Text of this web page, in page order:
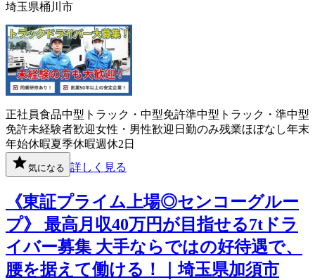
埼玉県桶川市
正社員食品中型トラック・中型免許準中型トラック・準中型
免許未経験者歓迎女性・男性歓迎 日勤のみ残業ほぼなし年末
年始休暇夏季休暇週休2日
気になる 詳しく見る
《東証プライム上場◎センコーグルー
プ》 最高月収40万円が目指せる7tドラ
イバー募集 大手ならではの好待遇で、
腰を据えて働ける！｜埼玉県加須市